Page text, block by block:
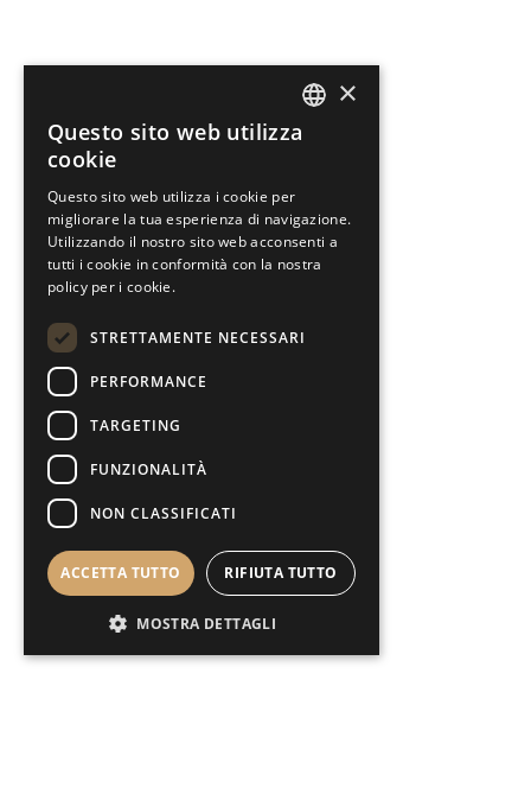
ENGLISH
ITALIAN
SPANISH
×
Questo sito web utilizza
cookie
Questo sito web utilizza i cookie per
migliorare la tua esperienza di navigazione.
Utilizzando il nostro sito web acconsenti a
tutti i cookie in conformità con la nostra
policy per i cookie.
STRETTAMENTE NECESSARI
PERFORMANCE
TARGETING
FUNZIONALITÀ
NON CLASSIFICATI
ACCETTA TUTTO RIFIUTA TUTTO
MOSTRA DETTAGLI